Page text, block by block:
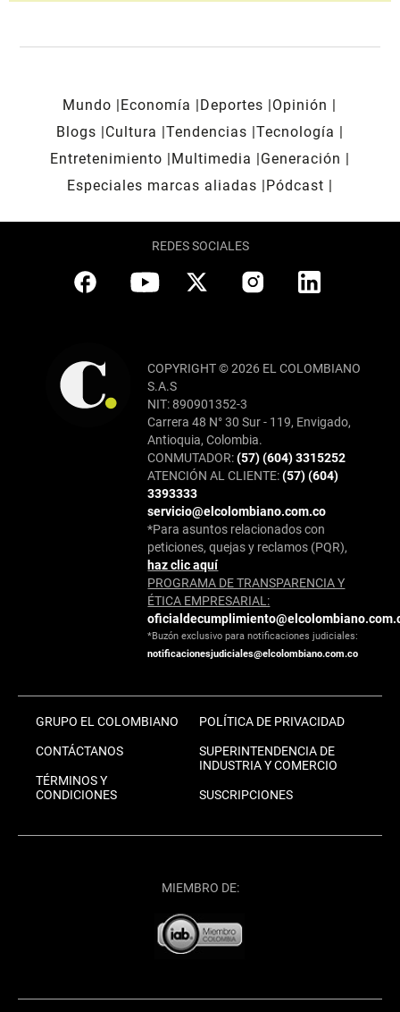
Mundo Economía Deportes
Opinión
Blogs
Cultura Tendencias Tecnología
Entretenimiento
Multimedia
Generación
Especiales marcas aliadas
Pódcast
REDES SOCIALES
COPYRIGHT © 2026 EL COLOMBIANO
S.A.S
NIT: 890901352-3
Carrera 48 N° 30 Sur - 119, Envigado,
Antioquia, Colombia.
CONMUTADOR:(57) (604) 3315252
ATENCIÓN AL CLIENTE:(57) (604)
3393333
servicio@elcolombiano.com.co
*Para asuntos relacionados con
peticiones, quejas y reclamos (PQR),
haz clic aquí
PROGRAMA DE TRANSPARENCIA Y
ÉTICA EMPRESARIAL:
*Buzón exclusivo para notificaciones judiciales:
notificacionesjudiciales@elcolombiano.com.co
GRUPO EL COLOMBIANO
CONTÁCTANOS
TÉRMINOS Y
CONDICIONES
POLÍTICA DE PRIVACIDAD
SUPERINTENDENCIA DE
INDUSTRIA Y COMERCIO
SUSCRIPCIONES
MIEMBRO DE: